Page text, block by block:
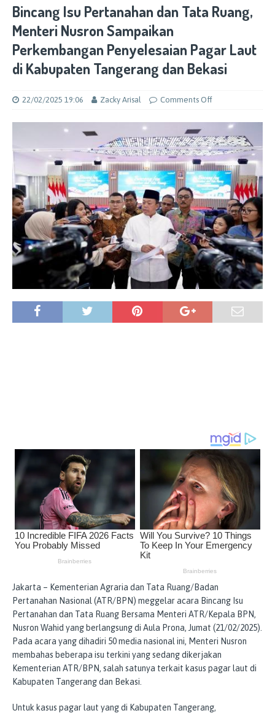
Bincang Isu Pertanahan dan Tata Ruang,
Menteri Nusron Sampaikan
Perkembangan Penyelesaian Pagar Laut
di Kabupaten Tangerang dan Bekasi
22/02/2025 19:06 Zacky Arisal Comments Off
Jakarta – Kementerian Agraria dan Tata Ruang/Badan
Pertanahan Nasional (ATR/BPN) meggelar acara Bincang Isu
Pertanahan dan Tata Ruang Bersama Menteri ATR/Kepala BPN,
Nusron Wahid yang berlangsung di Aula Prona, Jumat (21/02/2025).
Pada acara yang dihadiri 50 media nasional ini, Menteri Nusron
membahas beberapa isu terkini yang sedang dikerjakan
Kementerian ATR/BPN, salah satunya terkait kasus pagar laut di
Kabupaten Tangerang dan Bekasi.
Untuk kasus pagar laut yang di Kabupaten Tangerang,